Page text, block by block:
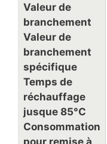
Valeur de
branchement
Valeur de
branchement
spécifique
Temps de
réchauffage
jusque 85°C
Consommation
pour remise à